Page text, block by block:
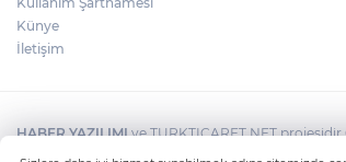
Künye
İletişim
HABER YAZILIMIve TURKTICARET.NET